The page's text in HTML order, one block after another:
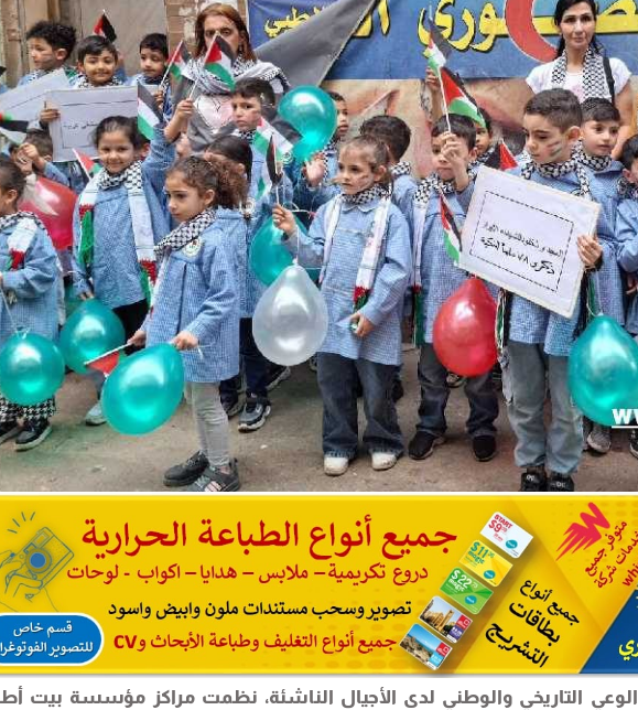
التاريخي والوطني لدى الأجيال الناشئة، نظمت مراكز مؤسسة بيت